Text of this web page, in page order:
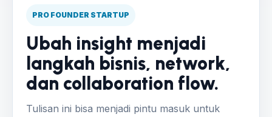
PRO FOUNDER STARTUP
Ubah insight menjadi
langkah bisnis, network,
dan collaboration flow.
Tulisan ini bisa menjadi pintu masuk untuk